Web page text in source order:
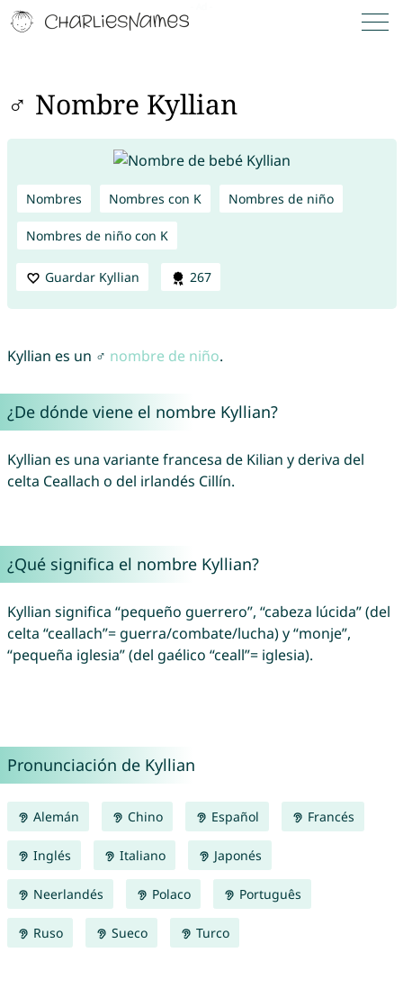
♂ Nombre Kyllian
Nombres Nombres con K Nombres de niño
Nombres de niño con K
Guardar Kyllian 267
Kyllian es un ♂ nombre de niño.
¿De dónde viene el nombre Kyllian?
Kyllian es una variante francesa de Kilian y deriva del
celta Ceallach o del irlandés Cillín.
¿Qué significa el nombre Kyllian?
Kyllian significa “pequeño guerrero”, “cabeza lúcida” (del
celta “ceallach”= guerra/combate/lucha) y “monje”,
“pequeña iglesia” (del gaélico “ceall”= iglesia).
Pronunciación de Kyllian
Alemán Chino Español Francés
Inglés Italiano Japonés
Neerlandés Polaco Português
Ruso Sueco Turco